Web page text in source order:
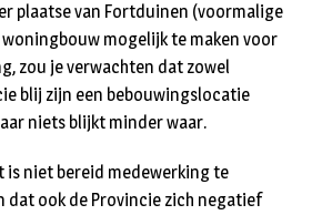
plaatse van Fortduinen (voormalige
mogelijk te maken voor
zou je verwachten dat zowel
blij zijn een bebouwingslocatie
niets blijkt minder waar.
is niet bereid medewerking te
dat ook de Provincie zich negatief